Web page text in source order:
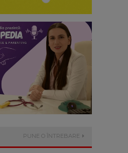
PUNE O ÎNTREBARE